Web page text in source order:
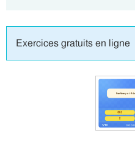
Exercices gratuits en ligne